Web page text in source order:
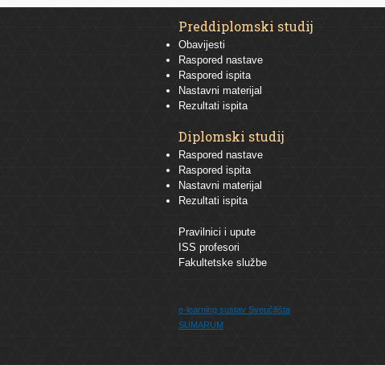
Preddiplomski studij
Obavijesti
Raspored nastave
Raspored ispita
Nastavni materijal
Rezultati ispita
Diplomski studij
Raspored nastave
Raspored ispita
Nastavni materijal
Rezultati ispita
Pravilnici i upute
ISS profesori
Fakultetske službe
e-learning sustav Sveučilišta
SUMARUM